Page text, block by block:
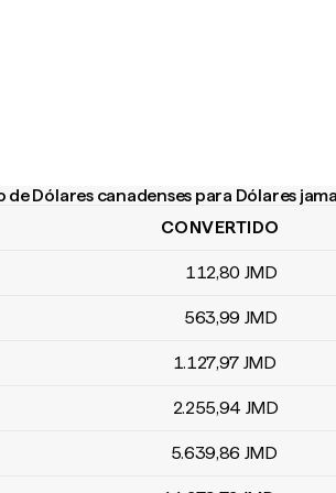
de Dólares canadenses para Dólares
de Dólares canadenses para Dólares
CONVERTIDO
112,80 JMD
563,99 JMD
1.127,97 JMD
2.255,94 JMD
5.639,86 JMD